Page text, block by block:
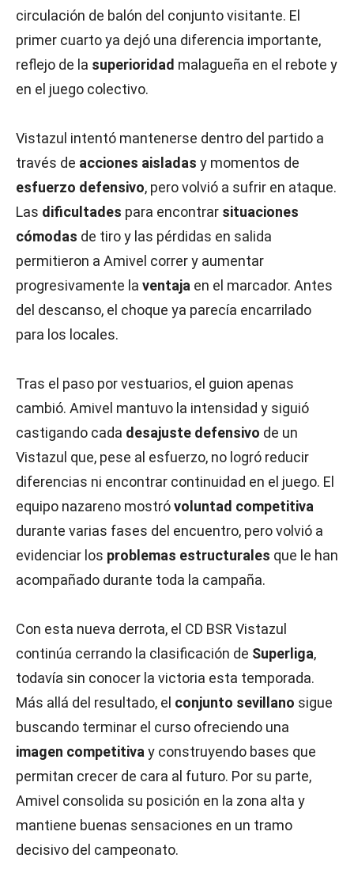
circulación de balón del conjunto visitante. El
primer cuarto ya dejó una diferencia importante,
reflejo de la superioridad malagueña en el rebote y
en el juego colectivo.
Vistazul intentó mantenerse dentro del partido a
través de acciones aisladas y momentos de
esfuerzo defensivo, pero volvió a sufrir en ataque.
Las dificultades para encontrar situaciones
cómodas de tiro y las pérdidas en salida
permitieron a Amivel correr y aumentar
progresivamente la ventaja en el marcador. Antes
del descanso, el choque ya parecía encarrilado
para los locales.
Tras el paso por vestuarios, el guion apenas
cambió. Amivel mantuvo la intensidad y siguió
castigando cada desajuste defensivo de un
Vistazul que, pese al esfuerzo, no logró reducir
diferencias ni encontrar continuidad en el juego. El
equipo nazareno mostróvoluntad competitiva
durante varias fases del encuentro, pero volvió a
evidenciar los problemas estructurales que le han
acompañado durante toda la campaña.
Con esta nueva derrota, el CD BSR Vistazul
continúa cerrando la clasificación de Superliga,
todavía sin conocer la victoria esta temporada.
Más allá del resultado, el conjunto sevillano sigue
buscando terminar el curso ofreciendo una
imagen competitiva y construyendo bases que
permitan crecer de cara al futuro. Por su parte,
Amivel consolida su posición en la zona alta y
mantiene buenas sensaciones en un tramo
decisivo del campeonato.